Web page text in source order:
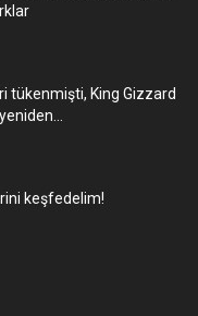
tükenmişti, King Gizzard
keşfedelim!